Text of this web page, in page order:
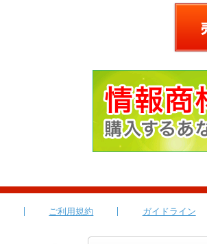
ご利用規約 ガイドライン